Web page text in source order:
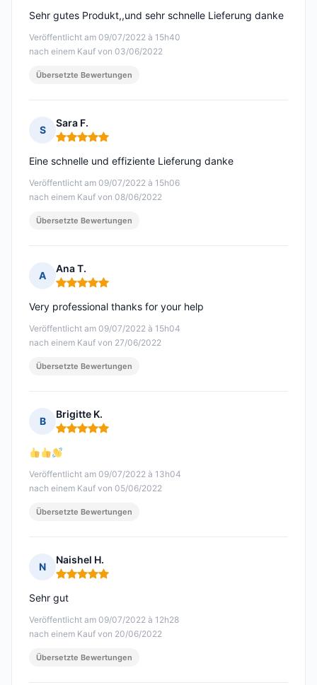
Veröffentlicht am 09/07/2022 à 15h40
nach einem Kauf von 03/06/2022
Sehr gutes Produkt,,und sehr schnelle Lieferung danke
Übersetzte Bewertungen
S
Sara F.
Hinweis: 5 von 5
Veröffentlicht am 09/07/2022 à 15h06
nach einem Kauf von 08/06/2022
Eine schnelle und effiziente Lieferung danke
Übersetzte Bewertungen
A
Ana T.
Hinweis: 5 von 5
Veröffentlicht am 09/07/2022 à 15h04
nach einem Kauf von 27/06/2022
Very professional thanks for your help
Übersetzte Bewertungen
B
Brigitte K.
Hinweis: 5 von 5
Veröffentlicht am 09/07/2022 à 13h04
nach einem Kauf von 05/06/2022
Übersetzte Bewertungen
N
Naishel H.
Hinweis: 5 von 5
Veröffentlicht am 09/07/2022 à 12h28
nach einem Kauf von 20/06/2022
Sehr gut
Übersetzte Bewertungen